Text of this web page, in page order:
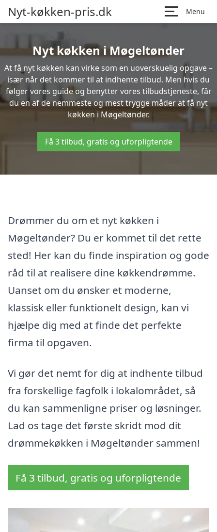
Nyt-køkken-pris.dk Menu
Nyt køkken i Møgeltønder
At få nyt køkken kan virke som en uoverskuelig opgave –
især når det kommer til at indhente tilbud. Men hvis du
følger vores guide og benytter vores tilbudstjeneste, får
du en af de nemmeste og mest trygge måder at få nyt
køkken i Møgeltønder.
Få 3 tilbud, gratis og uforpligtende
Drømmer du om et nyt køkken i
Møgeltønder? Du er kommet til det rette
sted! Her kan du finde inspiration og gode
råd til at realisere dine køkkendrømme.
Uanset om du ønsker et moderne,
klassisk eller funktionelt design, kan vi
hjælpe dig med at finde det perfekte
firma til opgaven.
Vi gør det nemt for dig at indhente tilbud
fra forskellige fagfolk i lokalområdet, så
du kan sammenligne priser og løsninger.
Lad os tage det første skridt mod dit
drømmekøkken i Møgeltønder sammen!
Få 3 tilbud, gratis og uforpligtende